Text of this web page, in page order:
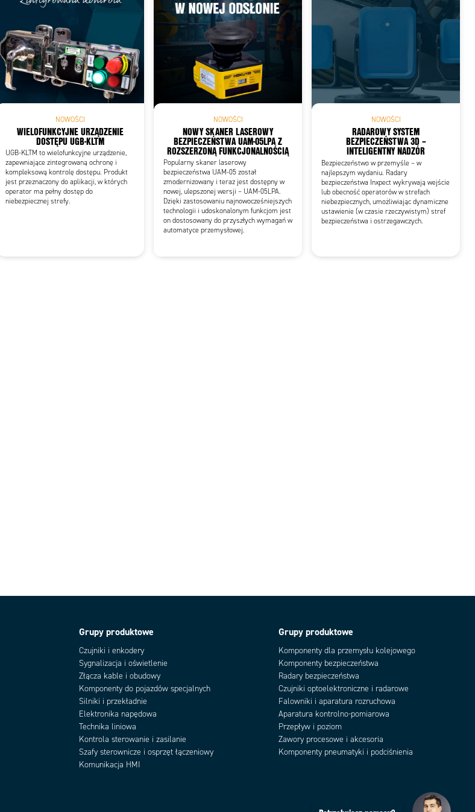
Add as new cart row
NOWOŚCI
WIELOFUNKCYJNE URZĄDZENIE
DOSTĘPU UGB-KLTM
UGB-KLTM to wielofunkcyjne urządzenie,
zapewniające zintegrowaną ochronę i
kompleksową kontrolę dostępu. Produkt
jest przeznaczony do aplikacji, w których
operator ma pełny dostęp do
niebezpiecznej strefy.
NOWOŚCI
NOWY SKANER LASEROWY
BEZPIECZEŃSTWA UAM-05LPA Z
ROZSZERZONĄ FUNKCJONALNOŚCIĄ
Popularny skaner laserowy
bezpieczeństwa UAM-05 został
zmodernizowany i teraz jest dostępny w
nowej, ulepszonej wersji – UAM-05LPA.
Dzięki zastosowaniu najnowocześniejszych
technologii i udoskonalonym funkcjom jest
on dostosowany do przyszłych wymagań w
automatyce przemysłowej.
NOWOŚCI
RADAROWY SYSTEM
BEZPIECZEŃSTWA 3D –
INTELIGENTNY NADZÓR
Bezpieczeństwo w przemyśle – w
najlepszym wydaniu. Radary
bezpieczeństwa Inxpect wykrywają wejście
lub obecność operatorów w strefach
niebezpiecznych, umożliwiając dynamiczne
ustawienie (w czasie rzeczywistym) stref
bezpieczeństwa i ostrzegawczych.
Grupy produktowe
Czujniki i enkodery
Sygnalizacja i oświetlenie
Złącza kable i obudowy
Komponenty do pojazdów specjalnych
Silniki i przekładnie
Elektronika napędowa
Technika liniowa
Kontrola sterowanie i zasilanie
Szafy sterownicze i osprzęt łączeniowy
Komunikacja HMI
Grupy produktowe
Komponenty dla przemysłu kolejowego
Komponenty bezpieczeństwa
Radary bezpieczeństwa
Czujniki optoelektroniczne i radarowe
Falowniki i aparatura rozruchowa
Aparatura kontrolno-pomiarowa
Przepływ i poziom
Zawory procesowe i akcesoria
Komponenty pneumatyki i podciśnienia